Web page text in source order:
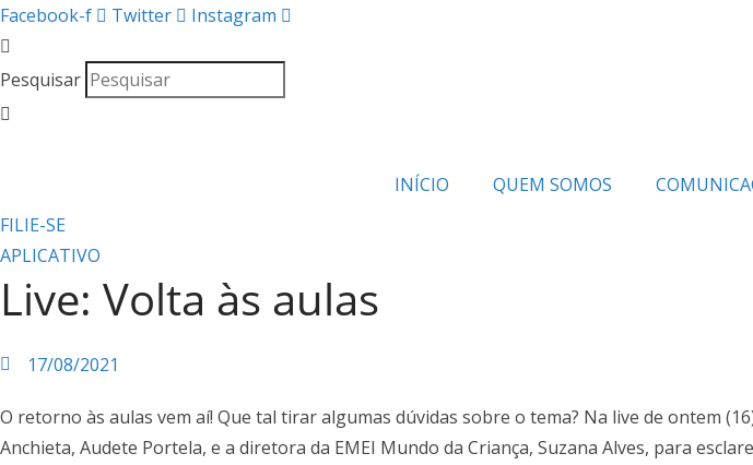
Facebook-f Twitter Instagram
Pesquisar
INÍCIO QUEM SOMOS
FILIE-SE
APLICATIVO
Live: Volta às aulas
17/08/2021
O retorno às aulas vem aí! Que tal tirar algumas dúvidas sobre o tema? Na live de ontem
Anchieta, Audete Portela, e a diretora da EMEI Mundo da Criança, Suzana Alves, para